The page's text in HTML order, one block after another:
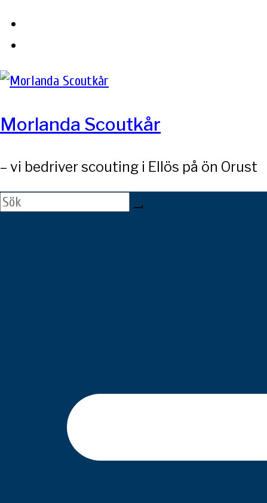
Skip
content
Morlanda Scoutkår
– vi bedriver scouting i Ellös på ön Orust